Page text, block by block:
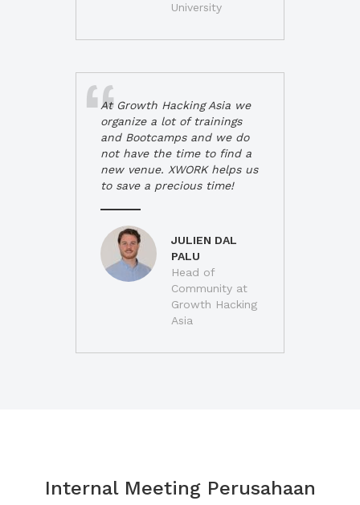
University
At Growth Hacking Asia we
organize a lot of trainings
and Bootcamps and we do
not have the time to find a
new venue. XWORK helps us
to save a precious time!
JULIEN DAL
PALU
Head of
Community at
Growth Hacking
Asia
Internal Meeting Perusahaan